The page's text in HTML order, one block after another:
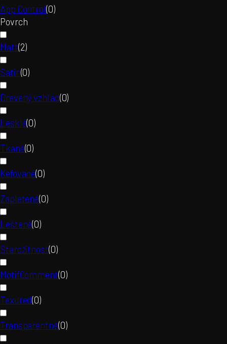
App Control(0)
Povrch
Matt(2)
Satin(0)
Drevený vzhľad(0)
Lesklé(0)
Tkané(0)
Kefované(0)
Zapletené(0)
Leštené(0)
Starožitnosť(0)
MotifComment(0)
Texured(0)
Transparentné(0)